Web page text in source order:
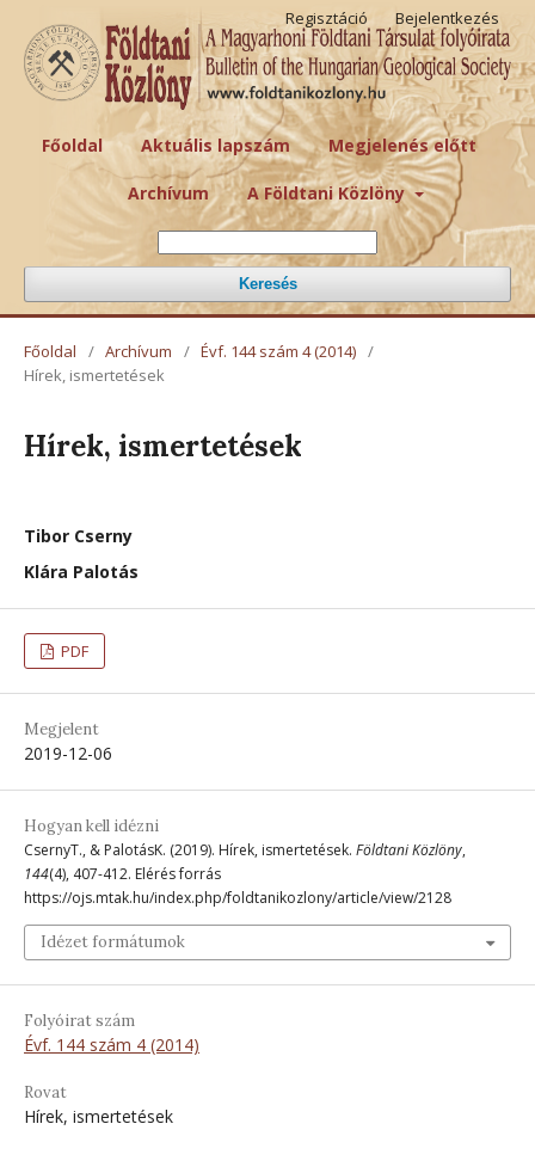
Főoldal Aktuális lapszám Megjelenés előtt
Archívum A Földtani Közlöny
Keresés
Regisztáció Bejelentkezés
Főoldal / Archívum / Évf. 144 szám 4 (2014) /
Hírek, ismertetések
Hírek, ismertetések
Tibor Cserny
Klára Palotás
PDF
Megjelent
2019-12-06
Hogyan kell idézni
CsernyT., & PalotásK. (2019). Hírek, ismertetések. Földtani Közlöny,
144(4), 407-412. Elérés forrás
https://ojs.mtak.hu/index.php/foldtanikozlony/article/view/2128
Idézet formátumok
Folyóirat szám
Évf. 144 szám 4 (2014)
Rovat
Hírek, ismertetések